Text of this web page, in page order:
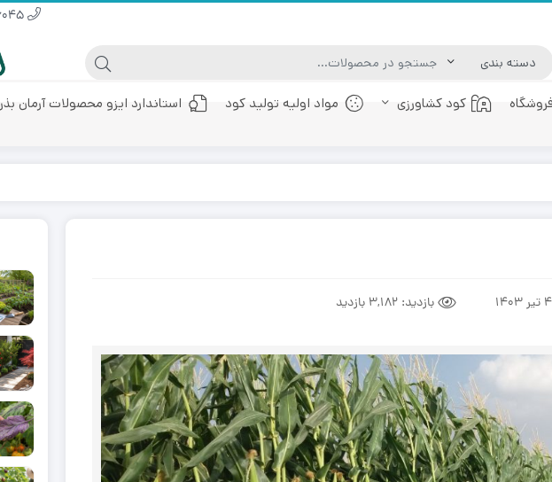
کود کشاورزی مواد اولیه تولید کود استاندارد ایزو محصولات آرمان بذر
4 تیر 1403 بازدید: 3,182 بازدید